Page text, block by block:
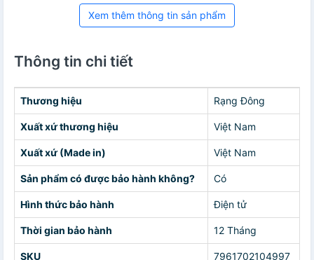
Xem thêm thông tin sản phẩm
Thông tin chi tiết
Thương hiệu Rạng Đông
Xuất xứ thương hiệu Việt Nam
Xuất xứ (Made in) Việt Nam
Sản phẩm có được bảo hành không? Có
Hình thức bảo hành Điện tử
Thời gian bảo hành 12 Tháng
SKU 7961702104997